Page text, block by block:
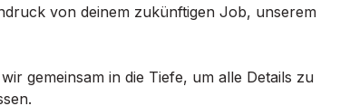
von deinem zukünftigen Job, unserem
gemeinsam in die Tiefe, um alle Details zu